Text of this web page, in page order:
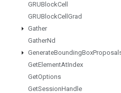
GRUBlockCell
GRUBlockCell Grad
Gather
GatherNd
GenerateBoundingBox
GetElementAtIndex
GetOptions
GetSessionHandle